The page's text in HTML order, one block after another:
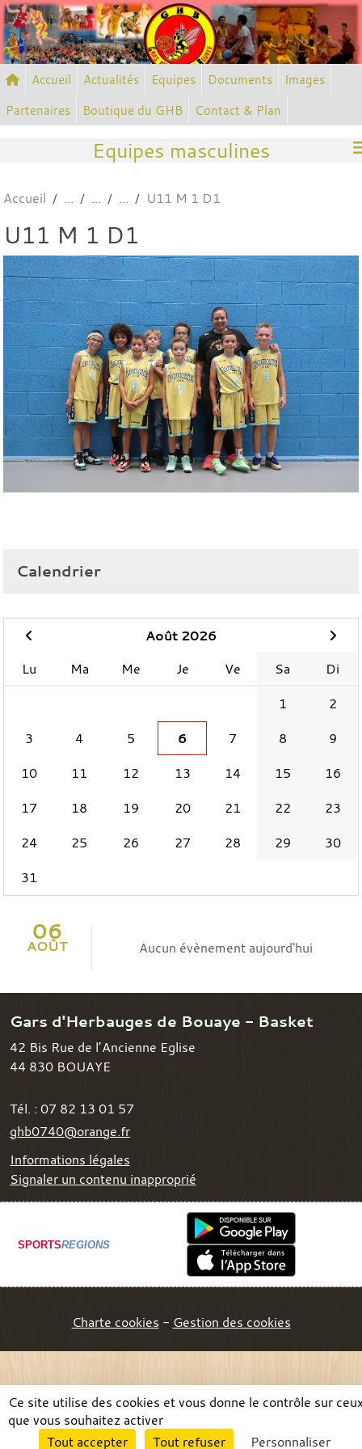
Accueil Actualités Equipes Documents
Images
Partenaires
Boutique du GHB Contact & Plan
Equipes masculines
Accueil U11 M 1 D1
U11 M 1 D1
Calendrier
Août 2026
Lu
Ma Me Je Ve Sa
Di
1
2
3
4 5 6 7 8
9
10
11 12 13 14 15
16
17
18 19 20 21 22
23
24
25 26 27 28 29
30
31
06
AOÛT Aucun évènement aujourd'hui
Gars d'Herbauges de Bouaye - Basket
42 Bis Rue de l’Ancienne Eglise
44 830 BOUAYE
Tél. : 07 82 13 01 57
ghb0740@orange.fr
Informations légales
Signaler un contenu inapproprié
SPORTSREGIONS
Charte cookies Gestion des cookies
Envie de participer ? Connexion
Panneau de gestion des cookies
Ce site utilise des cookies et vous donne le contrôle sur
que vous souhaitez activer
Tout accepter
Tout refuser Personnaliser